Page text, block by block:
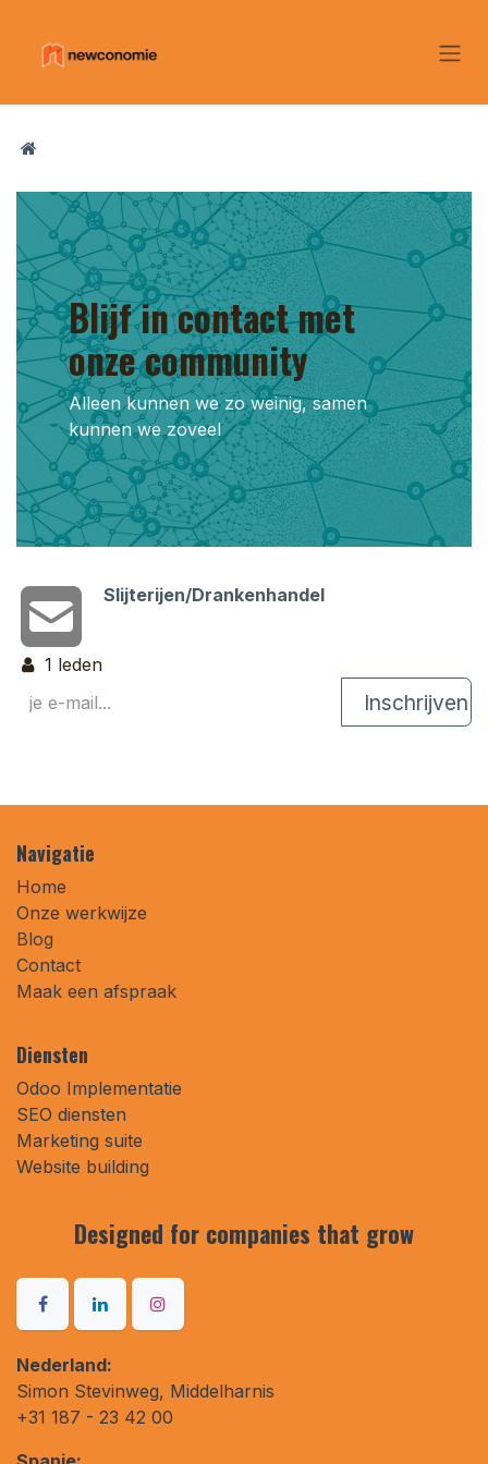
Blijf in contact met
onze community
Alleen kunnen we zo weinig, samen
kunnen we zoveel
Slijterijen/Drankenhandel
1 leden
Inschrijven
Navigatie
Home
Onze werkwijze
Blog
Contact
Maak een afspraak
Diensten
Odoo Implementatie
SEO diensten
Marketing suite
Website building
Designed for companies that grow
Nederland:
Simon Stevinweg, Middelharnis
+31 187 - 23 42 00